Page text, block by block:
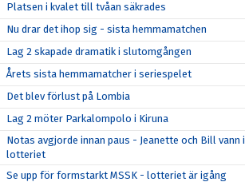
Platsen i kvalet till tvåan säkrades
Nu drar det ihop sig - sista hemmamatchen
Lag 2 skapade dramatik i slutomgången
Årets sista hemmamatcher i seriespelet
Det blev förlust på Lombia
Lag 2 möter Parkalompolo i Kiruna
Notas avgjorde innan paus - Jeanette och Bill vann i
lotteriet
Se upp för formstarkt MSSK - lotteriet är igång